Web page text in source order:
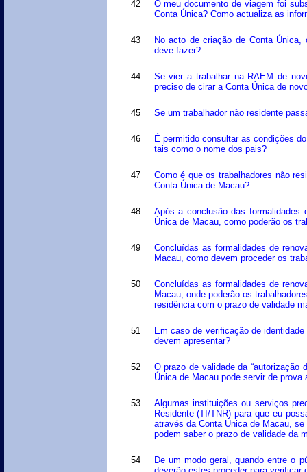
42
O meu documento de viagem foi
Conta Única? Como actualiza as
43
No acto de criação de Conta
deve fazer?
44
Se vier a trabalhar na RAEM de
preciso de cirar a Conta Única de
45 Se um trabalhador não residente
46
É permitido consultar as condições
tais como o nome dos pais?
47
Como é que os trabalhadores não
Conta Única de Macau?
48
Após a conclusão das formalidades
Única de Macau, como poderão os
49
Concluídas as formalidades de
Macau, como devem proceder os
50
Concluídas as formalidades de
Macau, onde poderão os
residência com o prazo de validade
51
Em caso de verificação de
devem apresentar?
52
O prazo de validade da “autorização
Única de Macau pode servir de prova
53
Algumas instituições ou serviços
Residente (TI/TNR) para que eu
através da Conta Única de Macau,
podem saber o prazo de validade da
54
De um modo geral, quando entre o